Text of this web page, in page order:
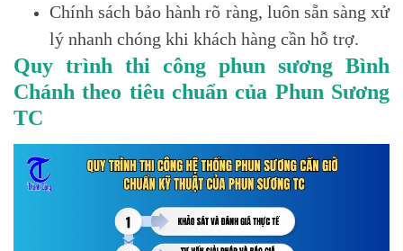
Chính sách bảo hành rõ ràng, luôn sẵn sàng xử
lý nhanh chóng khi khách hàng cần hỗ trợ.
Quy trình thi công phun sương Bình
Chánh theo tiêu chuẩn của Phun Sương
TC